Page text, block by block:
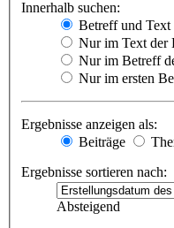
Innerhalb suchen:
Betreff und Text
Nur im Text der
Nur im Betreff
Nur im ersten
Ergebnisse anzeigen als:
Beiträge
Ergebnisse sortieren nach:
Absteigend